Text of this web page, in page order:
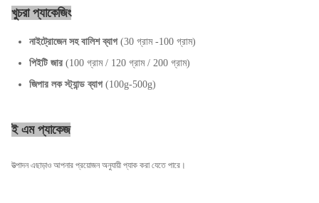
খুচরা প্যাকেজিং
নাইট্রোজেন সহ বালিশ ব্যাগ(30 গ্রাম -100 গ্রাম)
পিইটি জার (100 গ্রাম / 120 গ্রাম / 200 গ্রাম)
জিপার লক স্ট্যান্ড ব্যাগ(100g-500g)
ই এম প্যাকেজ
উত্পাদন এছাড়াও আপনার প্রয়োজন অনুযায়ী প্যাক করা যেতে পারে।